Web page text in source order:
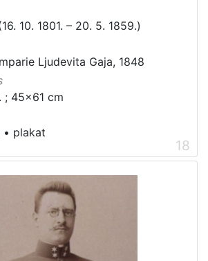
10. 1801. – 20. 5. 1859.)
Ljudevita Gaja, 1848
; 45x61 cm
• plakat
18